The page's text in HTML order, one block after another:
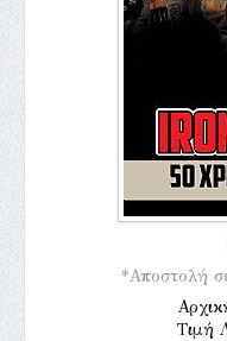
*Αποστολή
Τιμή